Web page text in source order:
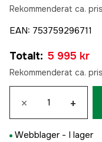
Rekommenderat ca.
EAN: 753759296711
Totalt: 5 995 kr
Rekommenderat ca.
× +
Webblager - I lager